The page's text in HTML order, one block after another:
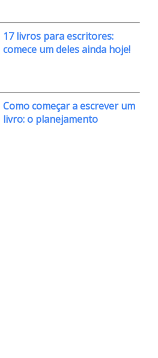
17 livros para escritores:
comece um deles ainda hoje!
Como começar a escrever um
livro: o planejamento